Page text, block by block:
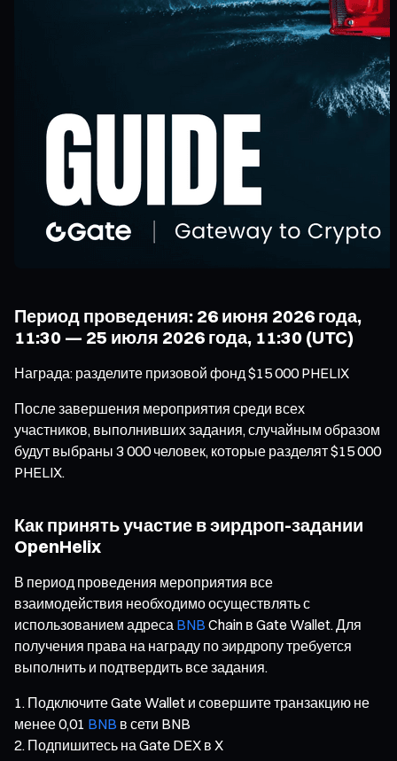
Период проведения: 26 июня 2026 года,
11:30 — 25 июля 2026 года, 11:30 (UTC)
Награда: разделите призовой фонд $15 000 PHELIX
После завершения мероприятия среди всех
участников, выполнивших задания, случайным образом
будут выбраны 3 000 человек, которые разделят $15 000
PHELIX.
Как принять участие в эирдроп-задании
OpenHelix
В период проведения мероприятия все
взаимодействия необходимо осуществлять с
использованием адреса BNB Chain в Gate Wallet. Для
получения права на награду по эирдропу требуется
выполнить и подтвердить все задания.
Подключите Gate Wallet и совершите транзакцию не
менее 0,01 BNB в сети BNB
Подпишитесь на Gate DEX в X